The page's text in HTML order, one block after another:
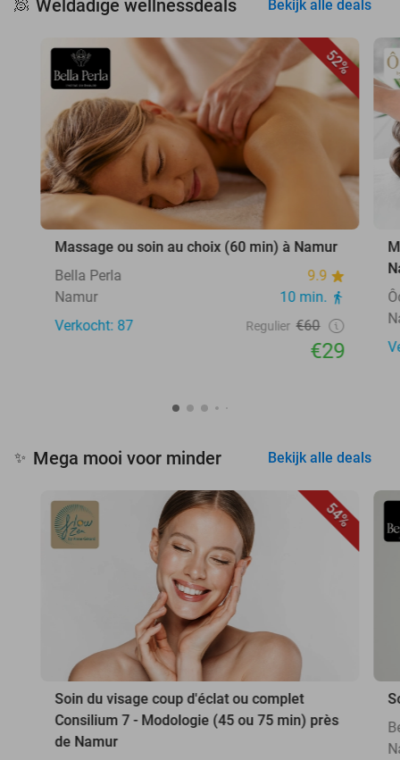
🧖 Weldadige wellnessdeals Bekijk alle deals
52%
Massage ou soin au choix (60 min) à Namur
Bella Perla
9.9
Namur
10 min.
Verkocht: 87
Regulier €60
€29
✨ Mega mooi voor minder Bekijk alle deals
54%
Soin du visage coup d'éclat ou complet
Consilium 7 - Modologie (45 ou 75 min) près
de Namur